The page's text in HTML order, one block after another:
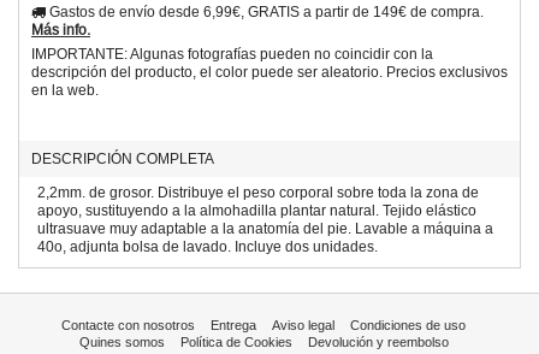
Gastos de envío desde 6,99€, GRATIS a partir de 149€ de compra.
Más info.
IMPORTANTE: Algunas fotografías pueden no coincidir con la
descripción del producto, el color puede ser aleatorio. Precios exclusivos
en la web.
DESCRIPCIÓN COMPLETA
2,2mm. de grosor. Distribuye el peso corporal sobre toda la zona de
apoyo, sustituyendo a la almohadilla plantar natural. Tejido elástico
ultrasuave muy adaptable a la anatomía del pie. Lavable a máquina a
40o, adjunta bolsa de lavado. Incluye dos unidades.
Contacte con nosotros Entrega Aviso legal
Condiciones de uso
Quines somos
Política de Cookies Devolución y reembolso